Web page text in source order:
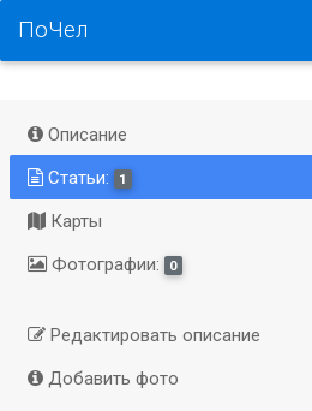
ПоЧел
Описание
Статьи:
1
Карты
Фотографии:
0
Редактировать описание
Добавить фото